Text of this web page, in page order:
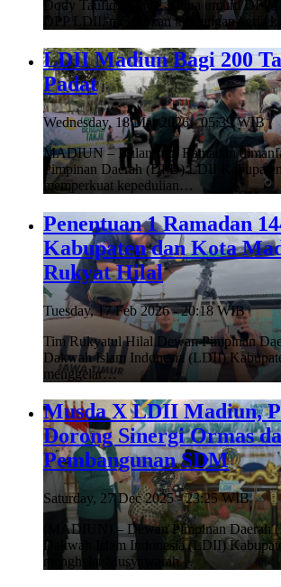
Dody Taufiq Wijaya, Ketua umum DPP
DPP LDII, melakukan kunjungan kerja
LDII Madiun Bagi 200
Padat
Wednesday, 18 Mar 2026 - 05:39 WIB
MADIUN – Bulan suci Ramadan
Pimpinan Daerah (DPD) LDII
memperkuat kepedulian…
Penentuan 1 Ramadan
Kabupaten dan Kota
Rukyat Hilal
Tuesday, 17 Feb 2026 - 20:18 WIB
Tim Rukyatul Hilal Dewan Pimpinan
Dakwah Islam Indonesia (LDII)
menggelar…
Musda X LDII Madiun,
Dorong Sinergi Ormas
Pembangunan SDM
Saturday, 27 Dec 2025 - 23:25 WIB
(MADIUN) – Dewan Pimpinan Daerah
Dakwah Islam Indonesia (LDII)
menghelat Musyawarah…